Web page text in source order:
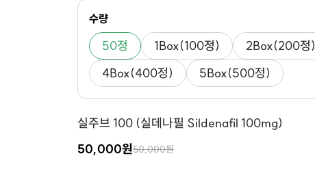
수량
50정 1Box(100정) 2Box(200정)
4Box(400정)
5Box(500정)
실주브 100 (실데나필 Sildenafil 100mg)
50,000원50,000원